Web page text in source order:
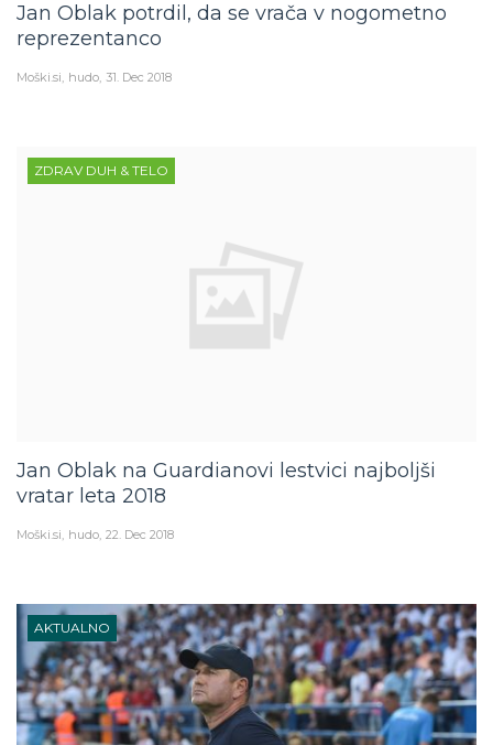
Jan Oblak potrdil, da se vrača v nogometno
reprezentanco
Moški.si hudo 31. Dec 2018
ZDRAV DUH & TELO
Jan Oblak na Guardianovi lestvici najboljši
vratar leta 2018
Moški.si hudo 22. Dec 2018
AKTUALNO